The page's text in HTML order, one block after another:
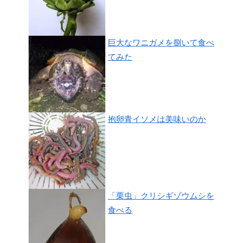
巨大なワニガメを捌いて食べ
てみた
抱卵青イソメは美味いのか
「栗虫」クリシギゾウムシを
食べる